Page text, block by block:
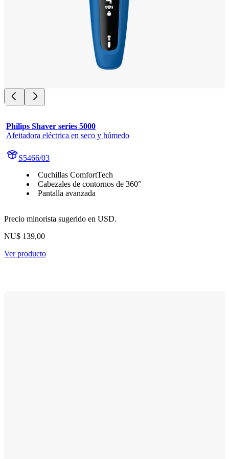
Philips Shaver series 5000
Afeitadora eléctrica en seco y húmedo
S5466/03
Cuchillas ComfortTech
Cabezales de contornos de 360°
Pantalla avanzada
Precio minorista sugerido en USD.
NU$ 139,00
Ver producto